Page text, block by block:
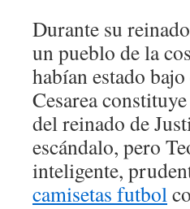
Durante su
un pueblo de la
habían estado
Cesarea
del reinado de
escándalo, pero
inteligente,
camisetas futbol